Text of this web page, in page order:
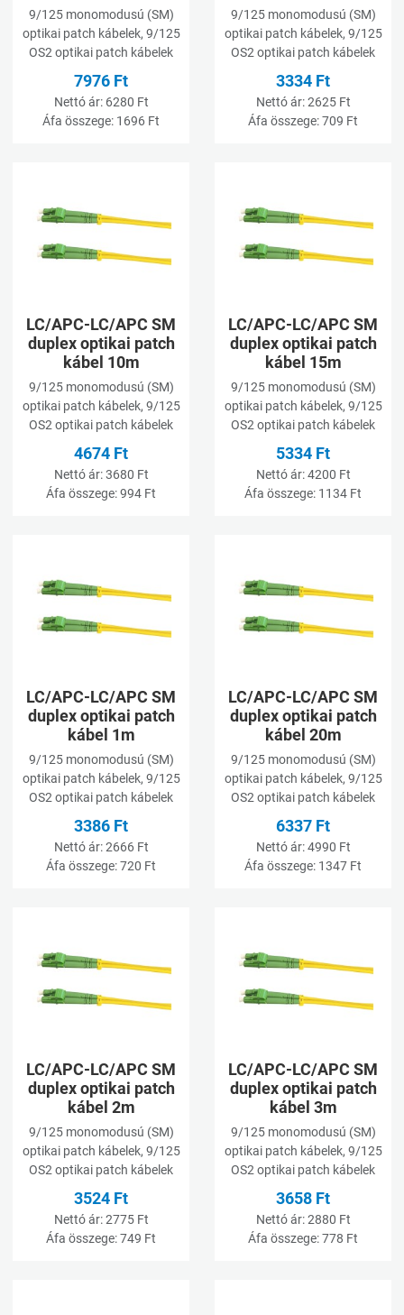
9/125 monomodusú (SM)
optikai patch kábelek, 9/125
OS2 optikai patch kábelek
7976 Ft
Nettó ár: 6280 Ft
Áfa összege: 1696 Ft
9/125 monomodusú (SM)
optikai patch kábelek, 9/125
OS2 optikai patch kábelek
3334 Ft
Nettó ár:2625 Ft
Áfa összege:709 Ft
Összehasonlításhoz adom
LC/APC-LC/APC SM
duplex optikai patch
kábel 10m
9/125 monomodusú (SM)
optikai patch kábelek, 9/125
OS2 optikai patch kábelek
4674 Ft
Nettó ár:3680 Ft
Áfa összege:994 Ft
LC/APC-LC/APC SM
duplex optikai patch
kábel 15m
9/125 monomodusú (SM)
optikai patch kábelek, 9/125
OS2 optikai patch kábelek
5334 Ft
Nettó ár:4200 Ft
Áfa összege: 1134 Ft
Összehasonlításhoz adom
LC/APC-LC/APC SM
duplex optikai patch
kábel 1m
9/125 monomodusú (SM)
optikai patch kábelek, 9/125
OS2 optikai patch kábelek
3386 Ft
Nettó ár:2666 Ft
Áfa összege:720 Ft
LC/APC-LC/APC SM
duplex optikai patch
kábel 20m
9/125 monomodusú (SM)
optikai patch kábelek, 9/125
OS2 optikai patch kábelek
6337 Ft
Nettó ár:4990 Ft
Áfa összege: 1347 Ft
Összehasonlításhoz adom
LC/APC-LC/APC SM
duplex optikai patch
kábel 2m
9/125 monomodusú (SM)
optikai patch kábelek, 9/125
OS2 optikai patch kábelek
3524 Ft
Nettó ár:2775 Ft
Áfa összege:749 Ft
LC/APC-LC/APC SM
duplex optikai patch
kábel 3m
9/125 monomodusú (SM)
optikai patch kábelek, 9/125
OS2 optikai patch kábelek
3658 Ft
Nettó ár:2880 Ft
Áfa összege:778 Ft